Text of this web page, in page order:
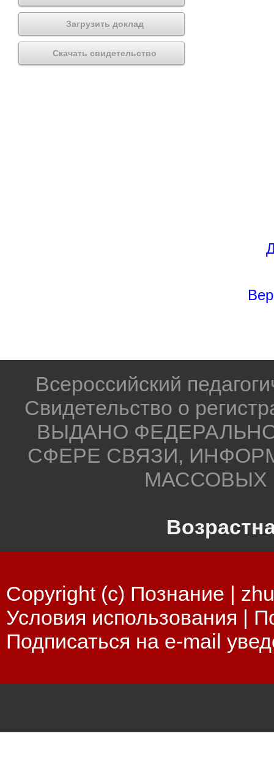
Загрузить доклад
Скачать свидетельство
Всероссийский
Свидетельство о
ВЫДАНО
СФЕРЕ СВЯЗИ,
МАССОВЫХ
Copyright (c) Познание |
Условия использования |
Подписаться на e-mail